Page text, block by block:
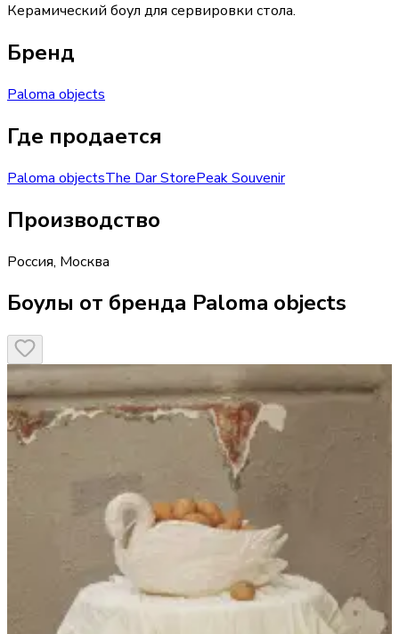
Керамический боул для сервировки стола.
Бренд
Paloma objects
Где продается
Paloma objectsThe Dar StorePeak Souvenir
Производство
Россия, Москва
Боулы от бренда Paloma objects